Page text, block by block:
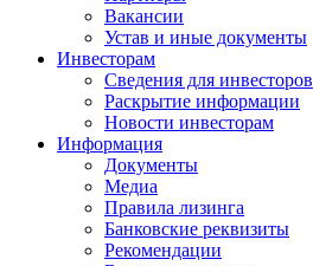
Вакансии
Устав и иные документы
Инвесторам
Сведения для инвесторов
Раскрытие информации
Новости инвесторам
Информация
Документы
Медиа
Правила лизинга
Банковские реквизиты
Рекомендации